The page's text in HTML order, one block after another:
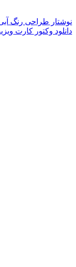
نوشتار طراحی رنگ
دانلود وکتور کارت